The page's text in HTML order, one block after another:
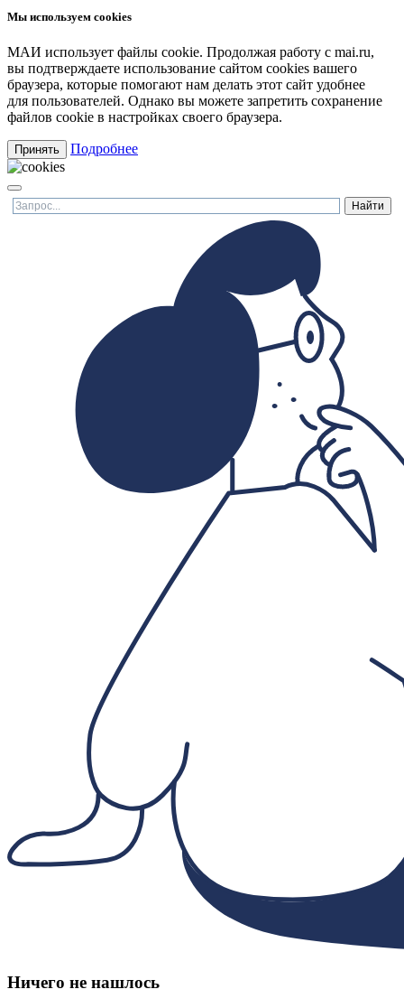
Мы используем cookies
МАИ использует файлы cookie. Продолжая работу с mai.ru,
вы подтверждаете использование сайтом cookies вашего
браузера, которые помогают нам делать этот сайт удобнее
для пользователей. Однако вы можете запретить сохранение
файлов cookie в настройках своего браузера.
Принять Подробнее
Ничего не нашлось